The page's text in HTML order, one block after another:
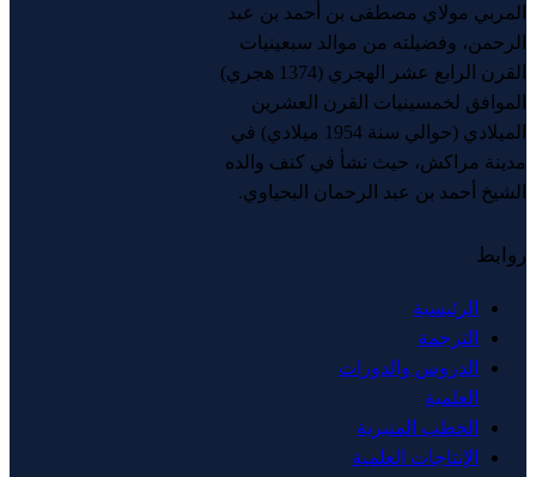
المربي مولاي مصطفى بن أحمد بن عبد
الرحمن، وفضيلته من موالد سبعينيات
القرن الرابع عشر الهجري (1374 هجري)
الموافق لخمسينيات القرن العشرين
الميلادي (حوالي سنة 1954 ميلادي) في
مدينة مراكش، حيث نشأ في كنف والده
الشيخ أحمد بن عبد الرحمان البحياوي.
روابط
الرئيسية
الترجمة
الدروس والدورات
العلمية
الخطب المنبرية
الإنتاجات العلمية